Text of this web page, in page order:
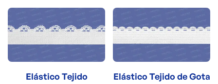
Elástico Tejido
Elástico Tejido de Gota